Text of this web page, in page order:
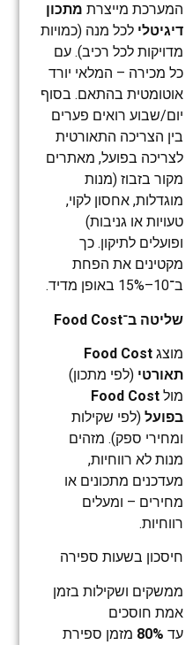
המערכת מייצרת מתכון
דיגיטלי לכל מנה (כמויות
מדויקות לכל רכיב). עם
כל מכירה – המלאי יורד
אוטומטית בהתאם. בסוף
יום/שבוע רואים פערים
בין הצריכה התאורטית
לצריכה בפועל, מאתרים
מקור בזבוז (מנות
מוגדלות, אחסון לקוי,
טעויות או גניבות)
ופועלים לתיקון. כך
מקטינים את הפחת
ב־10–15% באופן מדיד.
שליטה ב־Food Cost
מוצג Food Cost
תאורטי (לפי מתכון)
מול Food Cost
בפועל(לפי שקילות
ומחירי ספק). מזהים
מנות לא רווחיות,
מעדכנים מתכונים או
מחירים – ומעלים
רווחיות.
חיסכון בשעות ספירה
ממשקים ושקילות בזמן
אמת חוסכים
עד 80% מזמן ספירת